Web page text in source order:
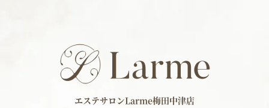
エステサロンLarme梅田中津店